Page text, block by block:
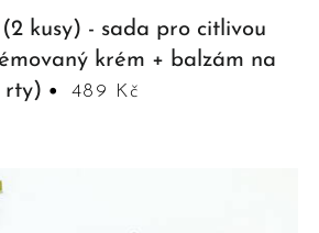
kusy) - sada pro citlivou
krém + balzám na
rty)
489 Kč